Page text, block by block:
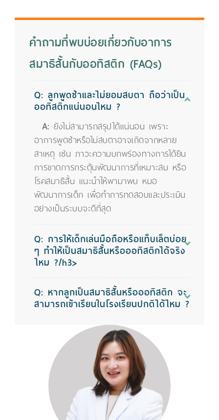
คำถามที่พบบ่อยเกี่ยวกับอาการ
สมาธิสั้นกับออทิสติก (FAQs)
Q: ลูกพูดช้าและไม่ยอมสบตา ถือว่าเป็น
ออทิสติกแน่นอนไหม ?
A: ยังไม่สามารถสรุปได้แน่นอน เพราะ
อาการพูดช้าหรือไม่สบตาอาจเกิดจากหลาย
สาเหตุ เช่น ภาวะความบกพร่องทางการได้ยิน
การขาดการกระตุ้นพัฒนาการที่เหมาะสม หรือ
โรคสมาธิสั้น แนะนำให้พามาพบ หมอ
พัฒนาการเด็ก เพื่อทำการทดสอบและประเมิน
อย่างเป็นระบบจะดีที่สุด
Q: การให้เด็กเล่นมือถือหรือแท็บเล็ตบ่อย
ๆ ทำให้เป็นสมาธิสั้นหรือออทิสติกได้จริง
ไหม ?/h3>
Q: หากลูกเป็นสมาธิสั้นหรือออทิสติก จะ
สามารถเข้าเรียนในโรงเรียนปกติได้ไหม ?